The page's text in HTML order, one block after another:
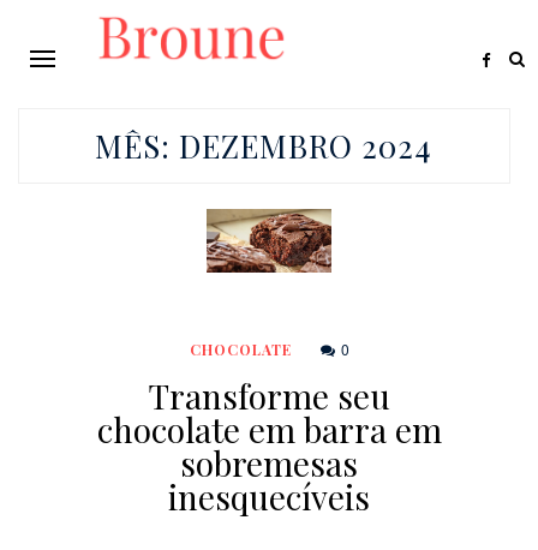
MÊS: DEZEMBRO 2024
CHOCOLATE 0
Transforme seu
chocolate em barra em
sobremesas
inesquecíveis